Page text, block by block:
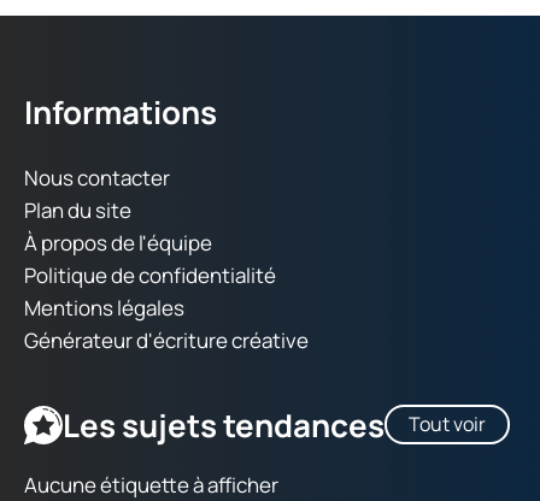
Informations
Nous contacter
Plan du site
À propos de l'équipe
Politique de confidentialité
Mentions légales
Générateur d'écriture créative
Les sujets tendances Tout voir
Aucune étiquette à afficher